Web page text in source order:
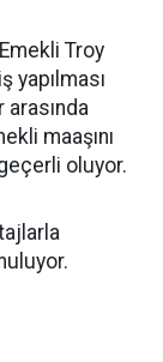
Troy
yapılması
maaşını
oluyor.